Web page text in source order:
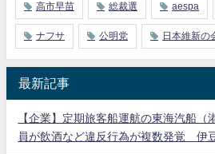
高市早苗 総裁選 aespa
ナフサ 公明党 日本維新の
最新記事
【企業】定期旅客船運航の東海汽船
員が飲酒など違反行為が複数発覚 伊